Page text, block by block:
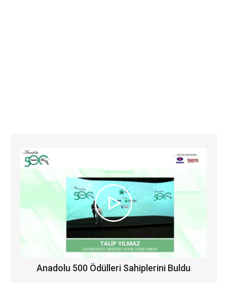
Anadolu 500 Ödülleri Sahiplerini Buldu